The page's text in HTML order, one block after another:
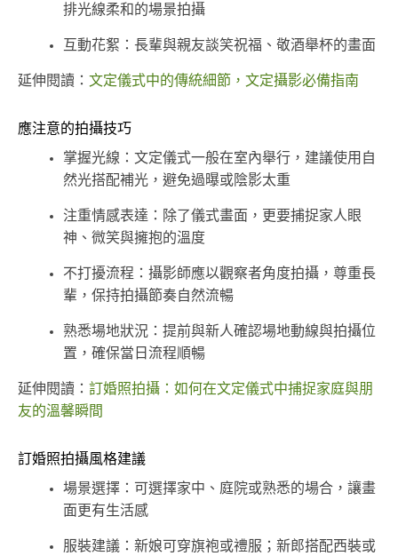
排光線柔和的場景拍攝
互動花絮：長輩與親友談笑祝福、敬酒舉杯的畫面
延伸閱讀： 文定儀式中的傳統細節，文定攝影必備指南
應注意的拍攝技巧
掌握光線：文定儀式一般在室內舉行，建議使用自
然光搭配補光，避免過曝或陰影太重
注重情感表達：除了儀式畫面，更要捕捉家人眼
神、微笑與擁抱的溫度
不打擾流程：攝影師應以觀察者角度拍攝，尊重長
輩，保持拍攝節奏自然流暢
熟悉場地狀況：提前與新人確認場地動線與拍攝位
置，確保當日流程順暢
延伸閱讀： 訂婚照拍攝：如何在文定儀式中捕捉家庭與朋
友的溫馨瞬間
訂婚照拍攝風格建議
場景選擇：可選擇家中、庭院或熟悉的場合，讓畫
面更有生活感
服裝建議：新娘可穿旗袍或禮服；新郎搭配西裝或